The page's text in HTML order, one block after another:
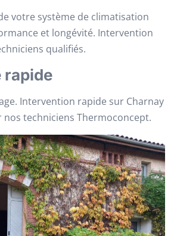
votre système de climatisation
et longévité. Intervention
qualifiés.
rapide
Intervention rapide sur Charnay
nos techniciens Thermoconcept.